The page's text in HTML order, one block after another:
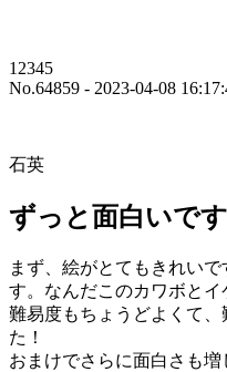
12345
No.64859 - 2023-04-08
石英
ずっと面白いです
まず、絵がとてもきれい
す。なんだこのカワボとイ
難易度もちょうどよくて
た！
おまけでさらに面白さも